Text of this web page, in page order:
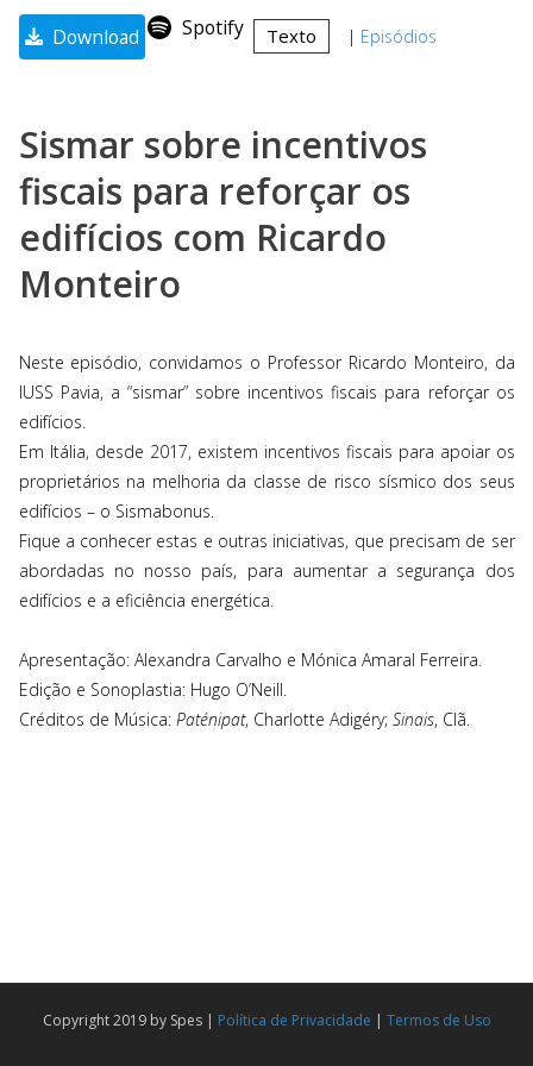
Download Spotify Texto | Episódios
Sismar sobre incentivos
fiscais para reforçar os
edifícios com Ricardo
Monteiro
Neste episódio, convidamos o Professor Ricardo Monteiro, da
IUSS Pavia, a “sismar” sobre incentivos fiscais para reforçar os
edifícios.
Em Itália, desde 2017, existem incentivos fiscais para apoiar os
proprietários na melhoria da classe de risco sísmico dos seus
edifícios – o Sismabonus.
Fique a conhecer estas e outras iniciativas, que precisam de ser
abordadas no nosso país, para aumentar a segurança dos
edifícios e a eficiência energética.
Apresentação: Alexandra Carvalho e Mónica Amaral Ferreira.
Edição e Sonoplastia: Hugo O’Neill.
Créditos de Música: Paténipat, Charlotte Adigéry; Sinais, Clã.
Copyright 2019 by Spes | Política de Privacidade | Termos de Uso